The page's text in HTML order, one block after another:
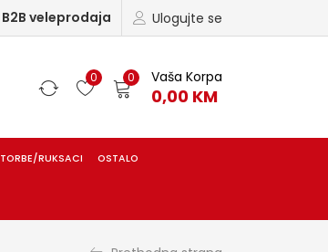
Ulogujte se
B2B veleprodaja
0 0 Vaša Korpa
0,00 KM
TORBE/RUKSACI OSTALO